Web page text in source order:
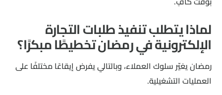
لماذا يتطلب تنفيذ طلبات التجارة
الإلكترونية في رمضان تخطيطًا مبكرًا؟
رمضان يغيّر سلوك العملاء، وبالتالي يفرض إيقاعًا مختلفًا على
العمليات التشغيلية.